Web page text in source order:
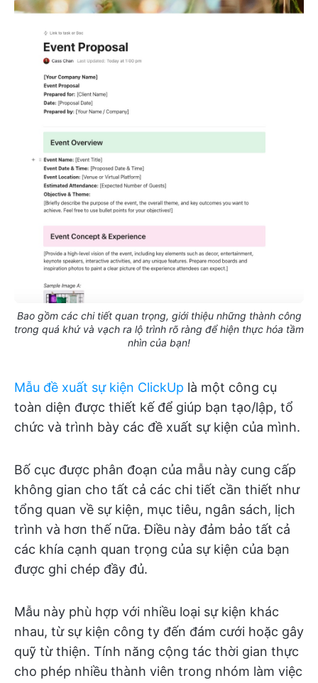
Bao gồm các chi tiết quan trọng, giới thiệu những thành công
trong quá khứ và vạch ra lộ trình rõ ràng để hiện thực hóa tầm
nhìn của bạn!
Mẫu đề xuất sự kiện ClickUp là một công cụ
toàn diện được thiết kế để giúp bạn tạo/lập, tổ
chức và trình bày các đề xuất sự kiện của mình.
Bố cục được phân đoạn của mẫu này cung cấp
không gian cho tất cả các chi tiết cần thiết như
tổng quan về sự kiện, mục tiêu, ngân sách, lịch
trình và hơn thế nữa. Điều này đảm bảo tất cả
các khía cạnh quan trọng của sự kiện của bạn
được ghi chép đầy đủ.
Mẫu này phù hợp với nhiều loại sự kiện khác
nhau, từ sự kiện công ty đến đám cưới hoặc gây
quỹ từ thiện. Tính năng cộng tác thời gian thực
cho phép nhiều thành viên trong nhóm làm việc